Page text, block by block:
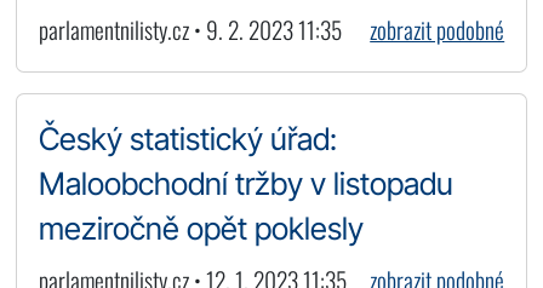
parlamentnilisty.cz • 9. 2. 2023 11:35 zobrazit podobné
Český statistický úřad:
Maloobchodní tržby v listopadu
meziročně opět poklesly
parlamentnilisty.cz • 12. 1. 2023 11:35 zobrazit podobné